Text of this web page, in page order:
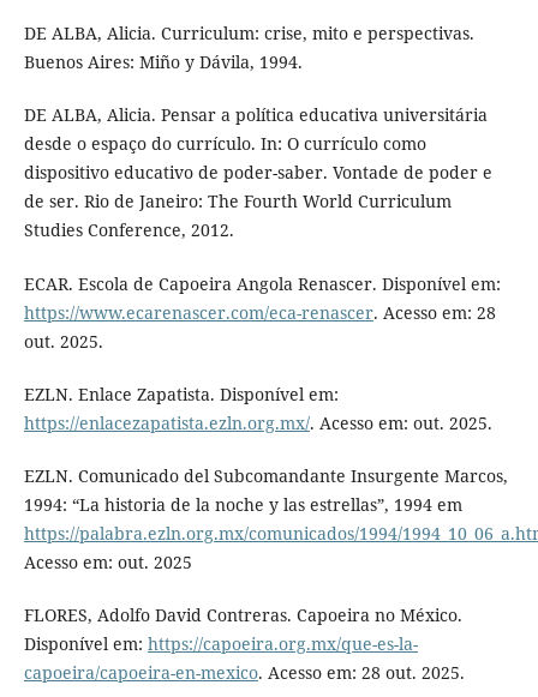
DE ALBA, Alicia. Curriculum: crise, mito e perspectivas.
Buenos Aires: Miño y Dávila, 1994.
DE ALBA, Alicia. Pensar a política educativa universitária
desde o espaço do currículo. In: O currículo como
dispositivo educativo de poder-saber. Vontade de poder e
de ser. Rio de Janeiro: The Fourth World Curriculum
Studies Conference, 2012.
ECAR. Escola de Capoeira Angola Renascer. Disponível em:
https://www.ecarenascer.com/eca-renascer. Acesso em: 28
out. 2025.
EZLN. Enlace Zapatista. Disponível em:
https://enlacezapatista.ezln.org.mx/. Acesso em: out. 2025.
EZLN. Comunicado del Subcomandante Insurgente Marcos,
1994: “La historia de la noche y las estrellas”, 1994 em
https://palabra.ezln.org.mx/comunicados/1994/
Acesso em: out. 2025
FLORES, Adolfo David Contreras. Capoeira no México.
Disponível em: https://capoeira.org.mx/que-es-la-
capoeira/capoeira-en-mexico. Acesso em: 28 out. 2025.